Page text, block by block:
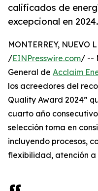
calificados de
excepcional en 2024.
MONTERREY, NUEVO
/EINPresswire.com/ --
General de Acclaim
los acreedores del
Quality Award 2024”
cuarto año
selección toma en
incluyendo procesos,
flexibilidad, atención a